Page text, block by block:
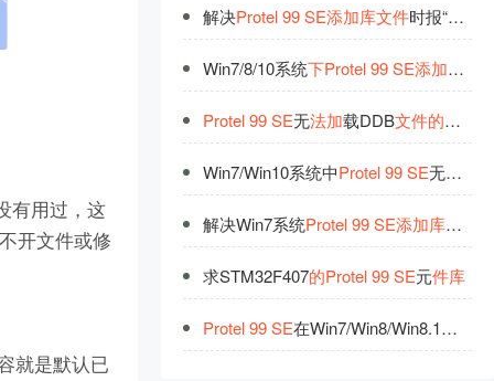
有用过，这
开文件或修
就是默认已
解决Protel 99 SE添加库文件时报“File is not recognized”
Win7/8/10系统下Protel 99 SE添加元
Protel 99 SE无法加载DDB文件的解决
Win7/Win10系统中Protel 99 SE无法
解决Win7系统Protel 99 SE添加库文
求STM32F407的Protel 99 SE元件库
Protel 99 SE在Win7/Win8/Win8.1无